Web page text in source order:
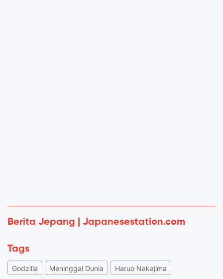
Berita Jepang | Japanesestation.com
Tags
Godzilla Meninggal Dunia Haruo Nakajima